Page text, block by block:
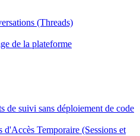
(Threads)
de la plateforme
de suivi sans déploiement de code
d'Accès Temporaire (Sessions et